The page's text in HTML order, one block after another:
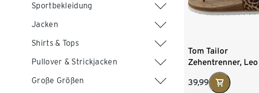
Sportbekleidung
Jacken
Shirts & Tops
Pullover & Strickjacken
Große Größen
Tom Tailor
Zehentrenner, Leo
39,99